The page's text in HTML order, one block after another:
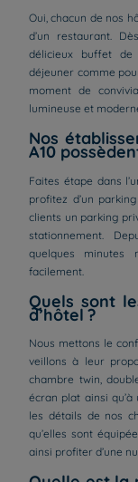
Oui, chacun de nos
d’un restaurant.
délicieux buffet
déjeuner comme
moment de
lumineuse et
Nos
A10
Faites étape dans
profitez d’un
clients un parking
stationnement.
quelques minutes
facilement.
Quels sont
d’hôtel ?
Nous mettons le
veillons à leur
chambre twin,
écran plat ainsi
les détails de nos
qu’elles sont
ainsi profiter d’une